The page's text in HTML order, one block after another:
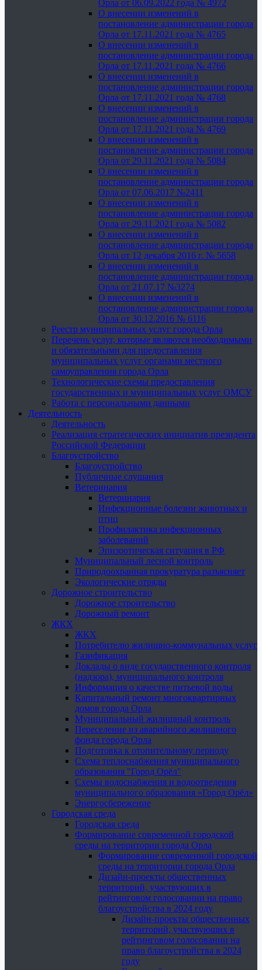
Орла от 06.09.2022 года № 4972
О внесении изменений в
постановление администрации города
Орла от 17.11.2021 года № 4765
О внесении изменений в
постановление администрации города
Орла от 17.11.2021 года № 4766
О внесении изменений в
постановление администрации города
Орла от 17.11.2021 года № 4768
О внесении изменений в
постановление администрации города
Орла от 17.11.2021 года № 4769
О внесении изменений в
постановление администрации города
Орла от 29.11.2021 года № 5084
О внесении изменений в
постановление администрации города
Орла от 07.06.2017 №2411
О внесении изменений в
постановление администрации города
Орла от 29.11.2021 года № 5082
О внесении изменений в
постановление администрации города
Орла от 12 декабря 2016 г. № 5658
О внесении изменений в
постановление администрации города
Орла от 21.07.17 №3274
О внесении изменений в
постановление администрации города
Орла от 30.12.2016 № 6116
Реестр муниципальных услуг города Орла
Перечень услуг, которые являются необходимыми
и обязательными для предоставления
муниципальных услуг органами местного
самоуправления города Орла
Технологические схемы предоставления
государственных и муниципальных услуг ОМСУ
Работа с персональными данными
Деятельность
Деятельность
Реализация стратегических инициатив президента
Российской Федерации
Благоустройство
Благоустройство
Публичные слушания
Ветеринария
Ветеринария
Инфекционные болезни животных и
птиц
Профилактика инфекционных
заболеваний
Эпизоотическая ситуация в РФ
Муниципальный лесной контроль
Природоохранная прокуратура разъясняет
Экологические отряды
Дорожное строительство
Дорожное строительство
Дорожный ремонт
ЖКХ
ЖКХ
Потребителю жилищно-коммунальных услуг
Газификация
Доклады о виде государственного контроля
(надзора), муниципального контроля
Информация о качестве питьевой воды
Капитальный ремонт многоквартирных
домов города Орла
Муниципальный жилищный контроль
Переселение из аварийного жилищного
фонда города Орла
Подготовка к отопительному периоду
Схема теплоснабжения муниципального
образования "Город Орёл"
Схемы водоснабжения и водоотведения
муниципального образования «Город Орёл»
Энергосбережение
Городская среда
Городская среда
Формирование современной городской
среды на территории города Орла
Формирование современной городской
среды на территории города Орла
Дизайн-проекты общественных
территорий, участвующих в
рейтинговом голосовании на право
благоустройства в 2024 году
Дизайн-проекты общественных
территорий, участвующих в
рейтинговом голосовании на
право благоустройства в 2024
году